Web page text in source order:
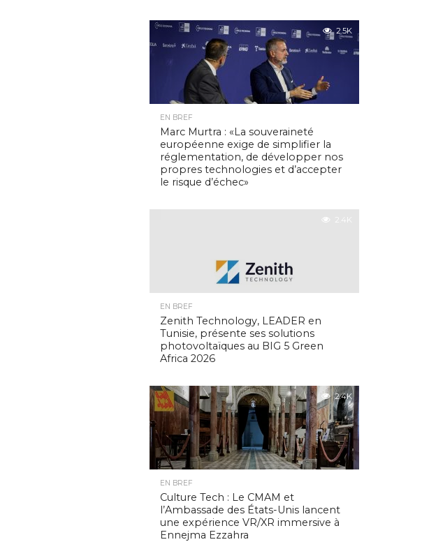
2.5K
EN BREF
Marc Murtra : «La souveraineté
européenne exige de simplifier la
réglementation, de développer nos
propres technologies et d’accepter
le risque d’échec»
2.4K
EN BREF
Zenith Technology, LEADER en
Tunisie, présente ses solutions
photovoltaïques au BIG 5 Green
Africa 2026
2.4K
EN BREF
Culture Tech : Le CMAM et
l’Ambassade des États-Unis lancent
une expérience VR/XR immersive à
Ennejma Ezzahra